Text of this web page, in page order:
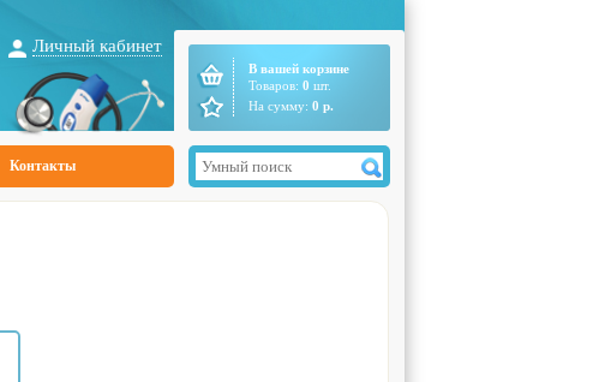
Личный кабинет
В вашей корзине
Товаров: 0 шт.
На сумму: 0 р.
Контакты